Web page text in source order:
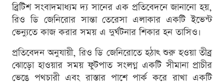
ব্রিটিশ সংবাদমাধ্যম দ্য সানের এক প্রতিবেদনে জানানো হয়,
রিও ডি জেনিরোর সান্তা তেরেসা এলাকার একটি ইভেন্ট
ভেন্যুতে কাজ করার সময় এ দুর্ঘটনার শিকার হন তাসিও।
প্রতিবেদন অনুযায়ী, রিও ডি জেনিরোতে হঠাৎ শুরু হওয়া তীব্র
ঝোড়ো হাওয়ার সময় ফুটপাত সংলগ্ন একটি সীমানা প্রাচীর
ভেঙে পথচারী এবং রাস্তার পাশে পার্ক করে রাখা একটি